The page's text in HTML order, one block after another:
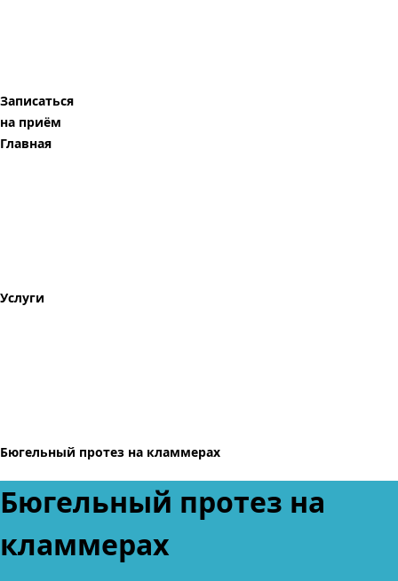
Записаться
на приём
Главная
Услуги
Бюгельный протез на кламмерах
Бюгельный протез на
кламмерах